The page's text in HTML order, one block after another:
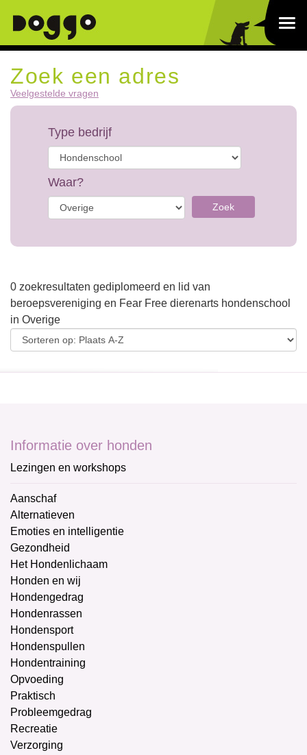
Zoek een adres
Veelgestelde vragen
Type bedrijf
Waar?
Zoek
0 zoekresultaten gediplomeerd en lid van
beroepsvereniging en Fear Free dierenarts hondenschool
in Overige
Informatie over honden
Lezingen en workshops
Aanschaf
Alternatieven
Emoties en intelligentie
Gezondheid
Het Hondenlichaam
Honden en wij
Hondengedrag
Hondenrassen
Hondensport
Hondenspullen
Hondentraining
Opvoeding
Praktisch
Probleemgedrag
Recreatie
Verzorging